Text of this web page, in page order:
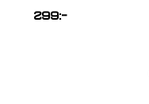
299:-